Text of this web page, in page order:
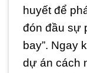
huyết để
đón đầu sự
bay”. Ngay
dự án cách